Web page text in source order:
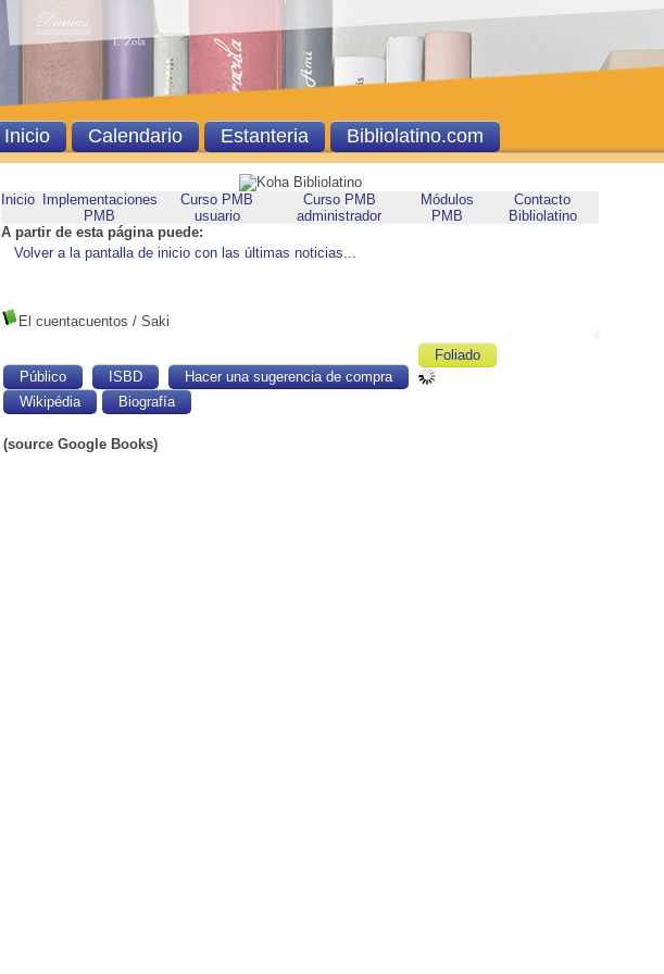
Inicio
Implementaciones
PMB
Curso PMB
usuario
Curso PMB
administrador
Módulos
PMB
Contacto
Bibliolatino
A partir de esta página puede:
Volver a la pantalla de inicio con las últimas noticias...
El cuentacuentos / Saki
Público ISBD Hacer una sugerencia de compra
Foliado
Wikipédia Biografía
(source Google Books)
Inicio Calendario Estanteria Bibliolatino.com